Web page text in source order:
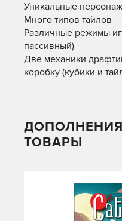
Уникальные
Много типов тайлов
Различные режимы
пассивный)
Две механики
коробку (кубики и
ТОВАРЫ